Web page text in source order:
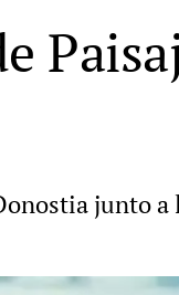
junto a